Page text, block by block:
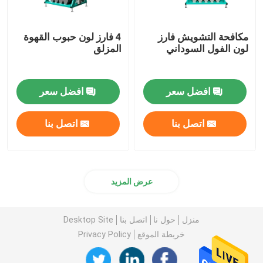
مكافحة التشويش فارز
لون الفول السوداني
افضل سعر
اتصل بنا
4 فارز لون حبوب القهوة
المزلق
افضل سعر
اتصل بنا
عرض المزيد
منزل حول نا اتصل بنا
Desktop Site
خريطة الموقع
Privacy Policy